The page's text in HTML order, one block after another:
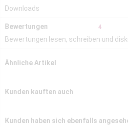
Downloads
Bewertungen 4
Bewertungen lesen, schreiben und
Ähnliche Artikel
Kunden kauften auch
Kunden haben sich ebenfalls